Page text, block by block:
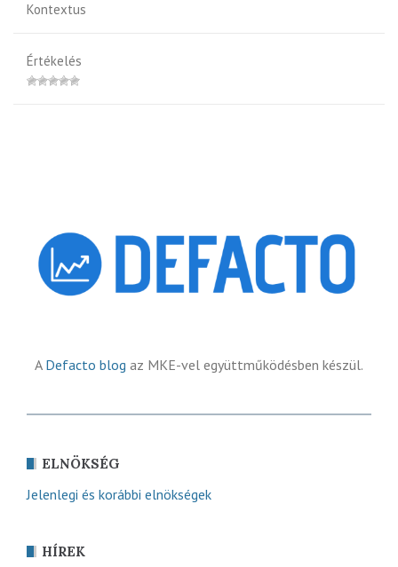
Kontextus
Értékelés
A Defacto blog az MKE-vel együttműködésben készül.
ELNÖKSÉG
Jelenlegi és korábbi elnökségek
HÍREK